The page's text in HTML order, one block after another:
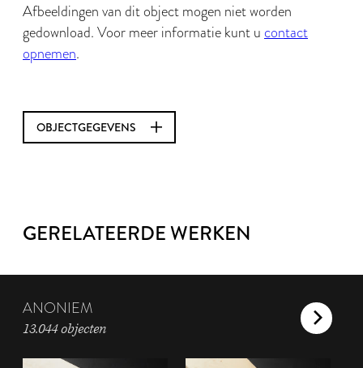
Afbeeldingen van dit object mogen niet worden
gedownload. Voor meer informatie kunt u contact
opnemen.
OBJECTGEGEVENS
GERELATEERDE WERKEN
ANONIEM
13.044 objecten